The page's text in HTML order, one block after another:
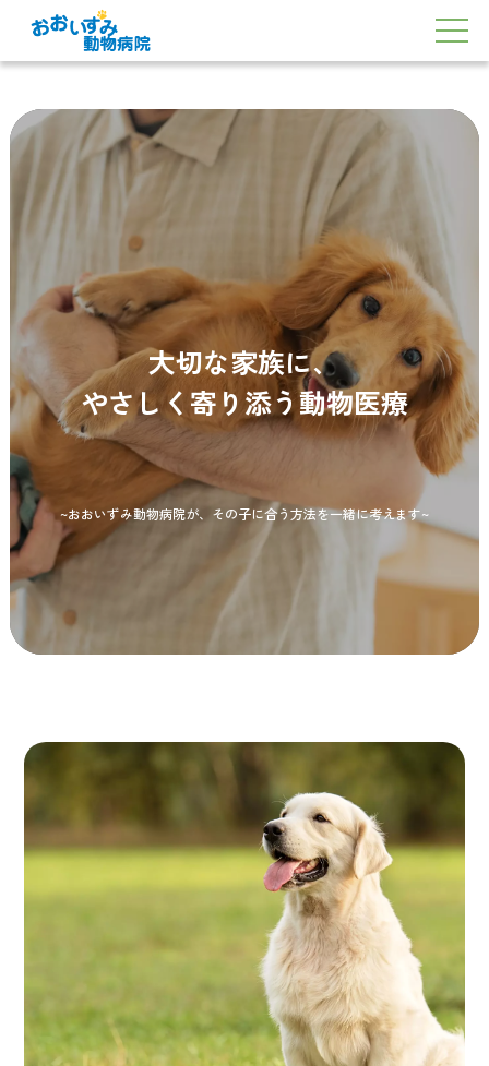
大切な家族に、
やさしく寄り添う動物医療
~おおいずみ動物病院が、その子に合う方法を一緒に考えます~